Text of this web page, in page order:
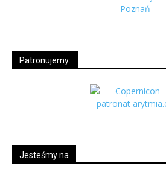
Patronujemy:
Jesteśmy na